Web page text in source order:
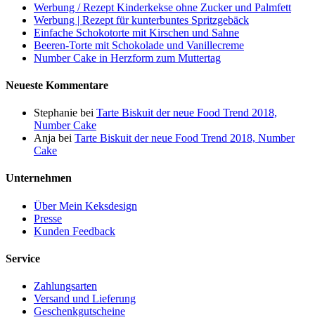
Werbung / Rezept Kinderkekse ohne Zucker und Palmfett
Werbung | Rezept für kunterbuntes Spritzgebäck
Einfache Schokotorte mit Kirschen und Sahne
Beeren-Torte mit Schokolade und Vanillecreme
Number Cake in Herzform zum Muttertag
Neueste Kommentare
Stephanie bei Tarte Biskuit der neue Food Trend 2018,
Number Cake
Anja bei Tarte Biskuit der neue Food Trend 2018, Number
Cake
Unternehmen
Über Mein Keksdesign
Presse
Kunden Feedback
Service
Zahlungsarten
Versand und Lieferung
Geschenkgutscheine